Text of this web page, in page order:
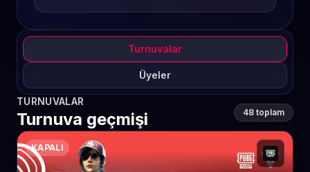
Turnuvalar
Üyeler
TURNUVALAR
Turnuva geçmişi 48 toplam
KAPALI